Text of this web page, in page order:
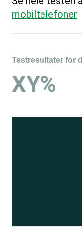
mobiltelefoner
Testresultater for
XY%